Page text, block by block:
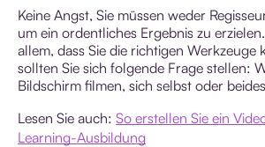
Keine Angst, Sie müssen weder
um ein ordentliches Ergebnis zu
allem, dass Sie die richtigen Werkzeuge
sollten Sie sich folgende Frage stellen:
Bildschirm filmen, sich selbst oder
Lesen Sie auch: So erstellen Sie ein
Learning-Ausbildung